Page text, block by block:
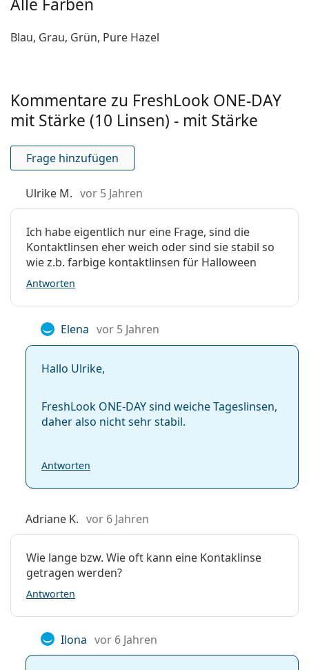
Material:
Wassergehalt:
Silikon-Hydrogel:
Nein
Verwendung
MHD:
Verfärbung für einfache
Tag- und Nachtlinsen:
Nein
Vorderseite:
Nein
Verpackung
Hersteller:
Gewicht:
Farblinsen
Kontaktlinsen
Alle Farben
Blau, Grau, Grün, Pure Hazel
Kommentare zu FreshLook ONE-DAY
mit Stärke (10 Linsen) - mit Stärke
Frage hinzufügen
Ulrike M. vor 5 Jahren
Ich habe eigentlich nur eine Frage, sind die
Kontaktlinsen eher weich oder sind sie stabil so
wie z.b. farbige kontaktlinsen für Halloween
Antworten
Elena vor 5 Jahren
Hallo Ulrike,
FreshLook ONE-DAY sind weiche Tageslinsen,
daher also nicht sehr stabil.
Antworten
Adriane K. vor 6 Jahren
Wie lange bzw. Wie oft kann eine Kontaklinse
getragen werden?
Antworten
Ilona vor 6 Jahren